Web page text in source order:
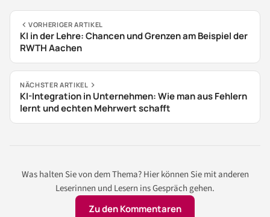
VORHERIGER ARTIKEL
KI in der Lehre: Chancen und Grenzen am Beispiel der
RWTH Aachen
NÄCHSTER ARTIKEL
KI-Integration in Unternehmen: Wie man aus Fehlern
lernt und echten Mehrwert schafft
Was halten Sie von dem Thema? Hier können Sie mit anderen
Leserinnen und Lesern ins Gespräch gehen.
Zu den Kommentaren